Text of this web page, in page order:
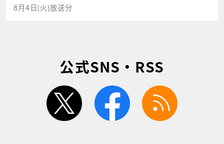
8月4日(火)放送分
公式SNS・RSS
twitter facebook